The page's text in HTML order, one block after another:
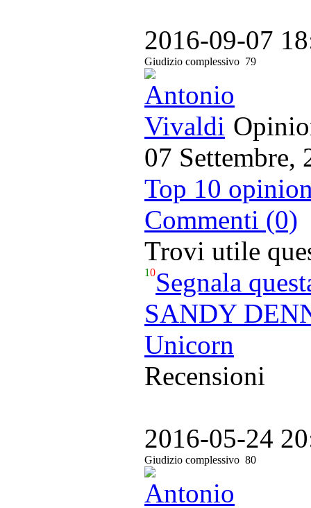
2016-09-07
Giudizio complessivo 79
07 Settembre,
Top 10
Commenti (0)
Trovi utile
10Segnala
SANDY
Unicorn
Recensioni
2016-05-24
Giudizio complessivo 80